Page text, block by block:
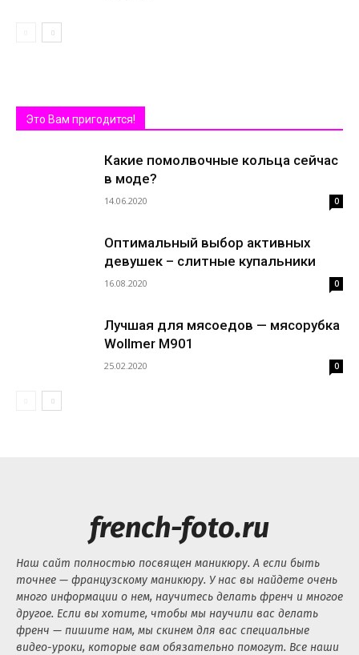
Это Вам пригодится!
Какие помолвочные кольца сейчас
в моде?
14.06.2020 0
Оптимальный выбор активных
девушек – слитные купальники
16.08.2020 0
Лучшая для мясоедов — мясорубка
Wollmer M901
25.02.2020 0
french-foto.ru
Наш сайт полностью посвящен маникюру. А если быть
точнее — французскому маникюру. У нас вы найдете очень
много информации о нем, научитесь делать френч и многое
другое. Если вы хотите, чтобы мы научили вас делать
френч — пишите нам, мы скинем для вас специальные
видео-уроки, которые вам обязательно помогут. Все наши